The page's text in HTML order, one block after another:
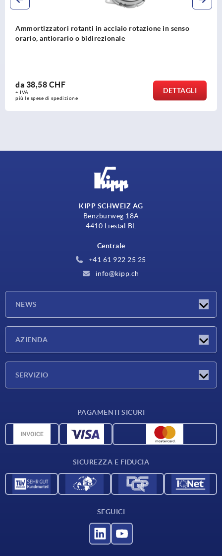
Dadi di arresto in acciaio inox
da15,90 CHF
+ IVA
più le spese di spedizione
DETTAGLI
KIPP SCHWEIZ AG
Benzburweg 18A
4410 Liestal BL
Centrale
+41 61 922 25 25
info@kipp.ch
NEWS
AZIENDA
SERVIZIO
Dati CAD
PAGAMENTI SICURI
SICUREZZA E FIDUCIA
SEGUICI